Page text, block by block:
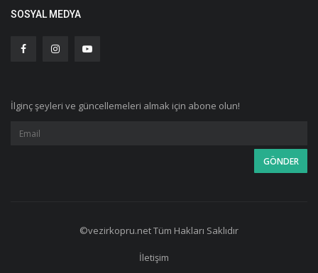
SOSYAL MEDYA
İlginç şeyleri ve güncellemeleri almak için abone olun!
©vezirkopru.net Tüm Hakları Saklıdır
İletişim